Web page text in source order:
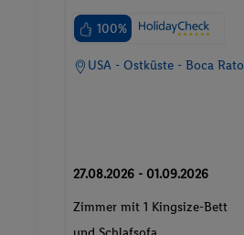
100%
USA - Ostküste - Boca
27.08.2026 - 01.09.2026
Zimmer mit 1 Kingsize-Bett